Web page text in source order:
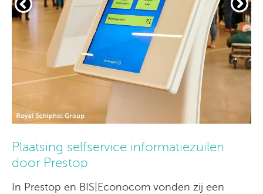
Plaatsing selfservice informatiezuilen
door Prestop
In Prestop en BIS|Econocom vonden zij een